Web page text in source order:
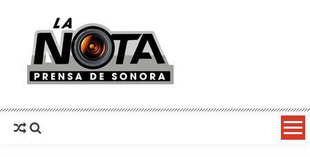
La Nota Prensa De Sonora